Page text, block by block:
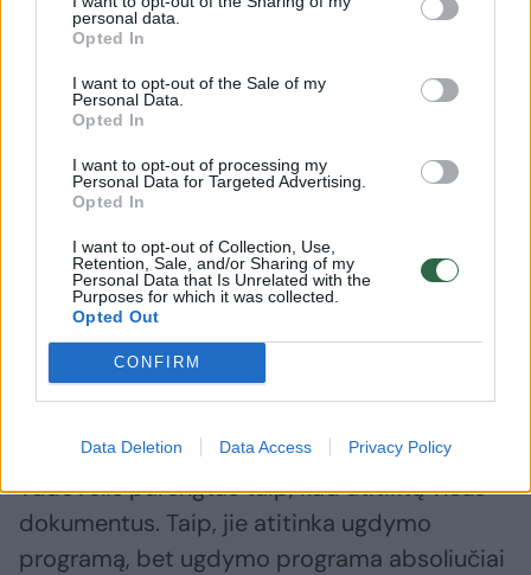
personal data.
Opted In
I want to opt-out of the Sale of my
Personal Data.
Opted In
I want to opt-out of processing my
Personal Data for Targeted Advertising.
Opted In
I want to opt-out of Collection, Use,
Retention, Sale, and/or Sharing of my
Personal Data that Is Unrelated with the
Purposes for which it was collected.
Opted Out
CONFIRM
Data Deletion Data Access Privacy Policy
„Tos žaidimo taisyklės taip paprastai niekur
nesurašytos – jų reikia ieškoti patiems,
egzamino programoje, vertinimo instrukcijoje,
ugdymo programose. Žinoma, bepigu man
šnekėti, kai esu to mokiusis užsienio ekspertų
tyrimų ir patikrinimų užduotis... Apie
egzaminą nei vieno sakinio vadovėliuose
nėra, o 99 procentai Lietuvos mokytojų
moko būtent iš vadovėlių.
Ir mokytojai kažkodėl šventai pasitiki, kad
vadovėlis parengtas taip, kad atitiktų visus
dokumentus. Taip, jie atitinka ugdymo
programą, bet ugdymo programa absoliučiai